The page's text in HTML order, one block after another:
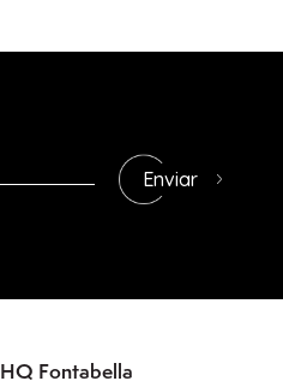
HQ Fontabella